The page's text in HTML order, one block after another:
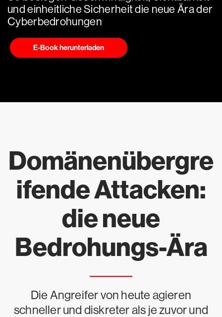
und einheitliche Sicherheit die neue Ära der
Cyberbedrohungen
E-Book herunterladen
Domänenübergre
ifende Attacken:
die neue
Bedrohungs-Ära
Die Angreifer von heute agieren
schneller und diskreter als je zuvor und